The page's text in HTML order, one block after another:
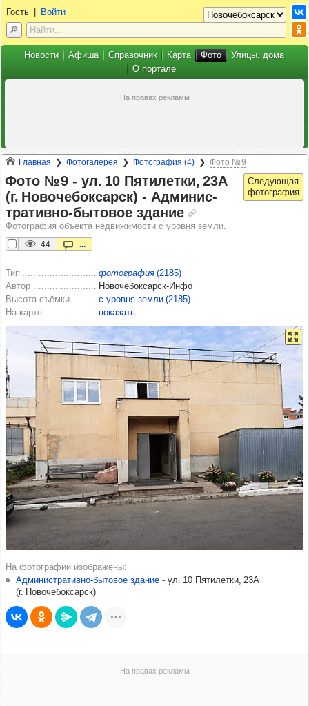
Главная Фотогалерея Фотография (4) Фото № 9
Фото № 9 -​ ул. 10 Пяти­летки, 23А
(г. Ново­че­бок­сарск) -​ Адми­нис­
тра­тивно-быто­вое зда­ние
Фотография объекта недвижимости с уровня земли.
44 ...
Тип фотография (2185)
Автор
Новочебоксарск-Инфо
Высота съёмки
с уровня земли (2185)
На карте
показать
На фотографии изображены
Административно-бытовое здание -​ ул. 10 Пятилетки, 23А
(г. Новочебоксарск)
Гость| Войти
Новости Афиша Справочник Карта Фото
Улицы, дома
О портале